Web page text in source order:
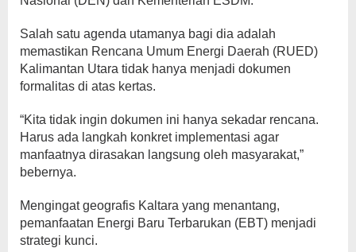
Salah satu agenda utamanya bagi dia adalah
memastikan Rencana Umum Energi Daerah (RUED)
Kalimantan Utara tidak hanya menjadi dokumen
formalitas di atas kertas.
“Kita tidak ingin dokumen ini hanya sekadar rencana.
Harus ada langkah konkret implementasi agar
manfaatnya dirasakan langsung oleh masyarakat,”
bebernya.
Mengingat geografis Kaltara yang menantang,
pemanfaatan Energi Baru Terbarukan (EBT) menjadi
strategi kunci.